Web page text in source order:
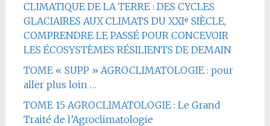
CLIMATIQUE DE LA TERRE : DES CYCLES
GLACIAIRES AUX CLIMATS DU XXIᵉ SIÈCLE,
COMPRENDRE LE PASSÉ POUR CONCEVOIR
LES ÉCOSYSTÈMES RÉSILIENTS DE DEMAIN
TOME « SUPP » AGROCLIMATOLOGIE : pour
aller plus loin …
TOME 15 AGROCLIMATOLOGIE : Le Grand
Traité de l’Agroclimatologie